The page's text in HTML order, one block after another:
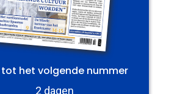
tot het volgende nummer
2 dagen